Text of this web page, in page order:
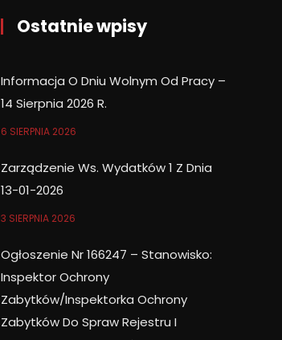
Ostatnie wpisy
Informacja O Dniu Wolnym Od Pracy –
14 Sierpnia 2026 R.
6 SIERPNIA 2026
Zarządzenie Ws. Wydatków 1 Z Dnia
13-01-2026
3 SIERPNIA 2026
Ogłoszenie Nr 166247 – Stanowisko:
Inspektor Ochrony
Zabytków/Inspektorka Ochrony
Zabytków Do Spraw Rejestru I